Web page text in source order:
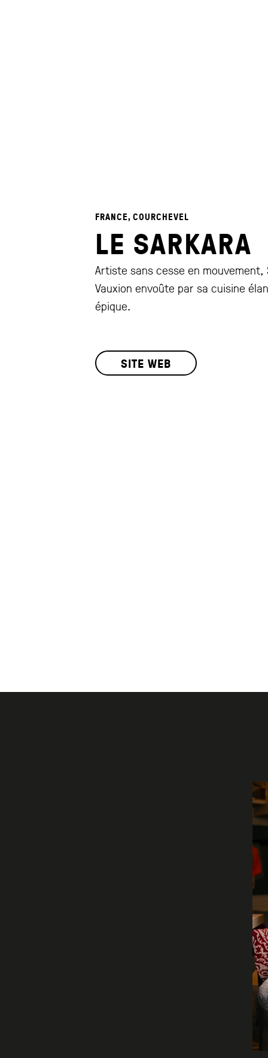
FRANCE, COURCHEVEL
LE SARKARA
Artiste sans cesse en mouvement,
Vauxion envoûte par sa cuisine
épique.
SITE WEB